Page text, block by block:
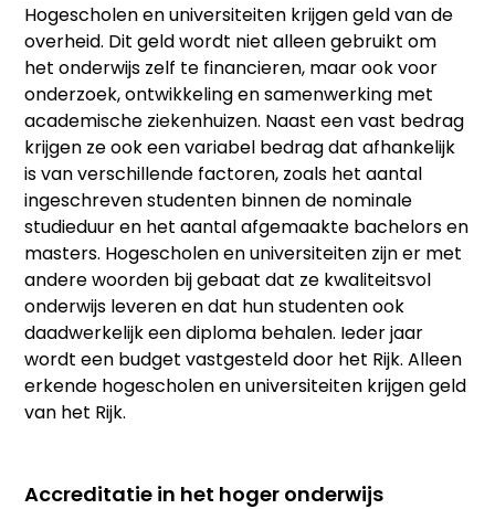
Hogescholen en universiteiten krijgen geld van de
overheid. Dit geld wordt niet alleen gebruikt om
het onderwijs zelf te financieren, maar ook voor
onderzoek, ontwikkeling en samenwerking met
academische ziekenhuizen. Naast een vast bedrag
krijgen ze ook een variabel bedrag dat afhankelijk
is van verschillende factoren, zoals het aantal
ingeschreven studenten binnen de nominale
studieduur en het aantal afgemaakte bachelors en
masters. Hogescholen en universiteiten zijn er met
andere woorden bij gebaat dat ze kwaliteitsvol
onderwijs leveren en dat hun studenten ook
daadwerkelijk een diploma behalen. Ieder jaar
wordt een budget vastgesteld door het Rijk. Alleen
erkende hogescholen en universiteiten krijgen geld
van het Rijk.
Accreditatie in het hoger onderwijs